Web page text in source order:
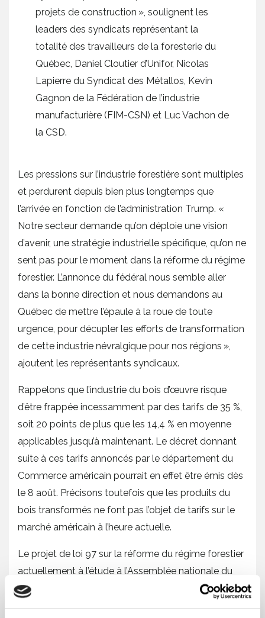
projets de construction », soulignent les
leaders des syndicats représentant la
totalité des travailleurs de la foresterie du
Québec, Daniel Cloutier d’Unifor, Nicolas
Lapierre du Syndicat des Métallos, Kevin
Gagnon de la Fédération de l’industrie
manufacturière (FIM-CSN) et Luc Vachon de
la CSD.
Les pressions sur l’industrie forestière sont multiples
et perdurent depuis bien plus longtemps que
l’arrivée en fonction de l’administration Trump. «
Notre secteur demande qu’on déploie une vision
d’avenir, une stratégie industrielle spécifique, qu’on ne
sent pas pour le moment dans la réforme du régime
forestier. L’annonce du fédéral nous semble aller
dans la bonne direction et nous demandons au
Québec de mettre l’épaule à la roue de toute
urgence, pour décupler les efforts de transformation
de cette industrie névralgique pour nos régions »,
ajoutent les représentants syndicaux.
Rappelons que l’industrie du bois d’œuvre risque
d’être frappée incessamment par des tarifs de 35 %,
soit 20 points de plus que les 14,4 % en moyenne
applicables jusqu’à maintenant. Le décret donnant
suite à ces tarifs annoncés par le département du
Commerce américain pourrait en effet être émis dès
le 8 août. Précisons toutefois que les produits du
bois transformés ne font pas l’objet de tarifs sur le
marché américain à l’heure actuelle.
Le projet de loi 97 sur la réforme du régime forestier
actuellement à l’étude à l’Assemblée nationale du
Québec n’est pour le moment aucunement assorti
d’une stratégie industrielle spécifique quant à l’avenir